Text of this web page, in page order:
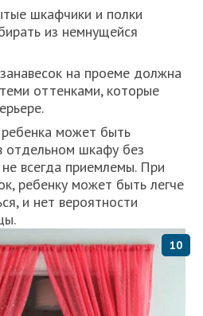
шкафчики и полки
из немнущейся
на проеме должна
оттенками, которые
может быть
отдельном шкафу без
всегда приемлемы. При
ребенку может быть легче
и нет вероятности